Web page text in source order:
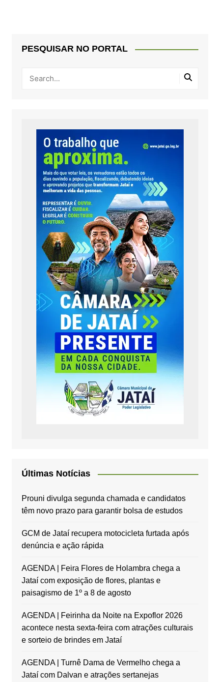
PESQUISAR NO PORTAL
Últimas Notícias
Prouni divulga segunda chamada e candidatos
têm novo prazo para garantir bolsa de estudos
GCM de Jataí recupera motocicleta furtada após
denúncia e ação rápida
AGENDA | Feira Flores de Holambra chega a
Jataí com exposição de flores, plantas e
paisagismo de 1º a 8 de agosto
AGENDA | Feirinha da Noite na Expoflor 2026
acontece nesta sexta-feira com atrações culturais
e sorteio de brindes em Jataí
AGENDA | Turnê Dama de Vermelho chega a
Jataí com Dalvan e atrações sertanejas